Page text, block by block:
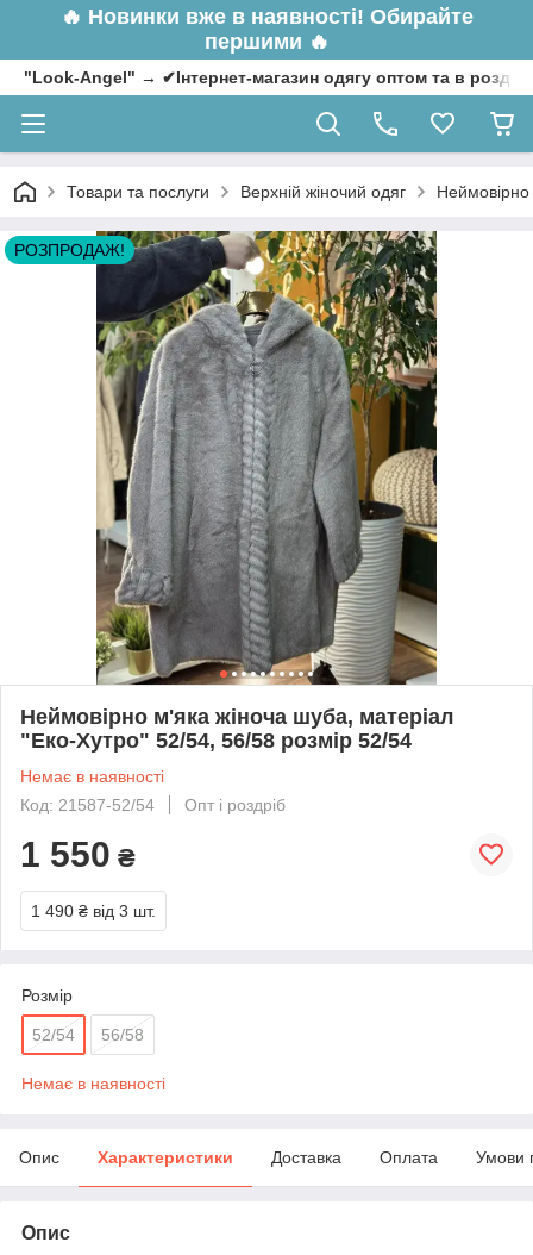
🔥 Новинки вже в наявності! Обирайте
першими 🔥
"Look-Angel" → ✔Інтернет-магазин одягу оптом та в
Товари та послуги Верхній жіночий одяг
РОЗПРОДАЖ!
Неймовірно м'яка жіноча шуба, матеріал
"Еко-Хутро" 52/54, 56/58 розмір 52/54
Немає в наявності
Код: 21587-52/54
Опт і роздріб
1 550 ₴
1 490 ₴ від 3 шт.
Розмір
52/54 56/58
Немає в наявності
Опис Характеристики Доставка Оплата Умови
Опис